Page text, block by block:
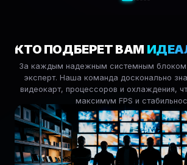
КТО ПОДБЕРЕТ ВАМ
За каждым надежным системным блоком
эксперт. Наша команда досконально
видеокарт, процессоров и охлаждения,
максимум FPS и